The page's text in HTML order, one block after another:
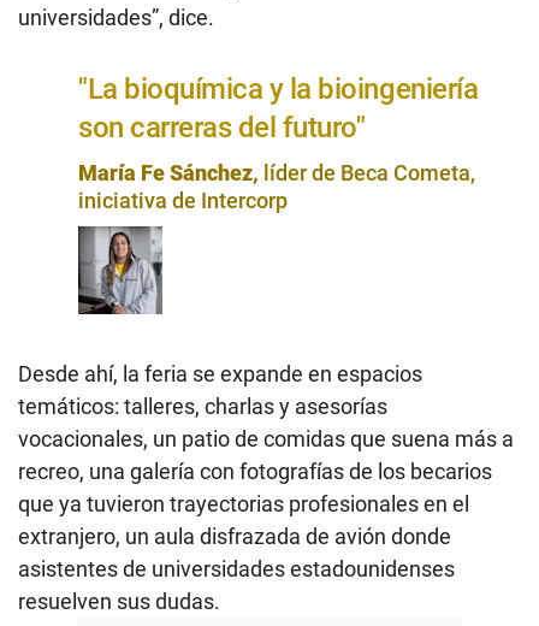
universidades”, dice.
"La bioquímica y la bioingeniería
son carreras del futuro"
María Fe Sánchez, líder de Beca Cometa,
iniciativa de Intercorp
Desde ahí, la feria se expande en espacios
temáticos: talleres, charlas y asesorías
vocacionales, un patio de comidas que suena más a
recreo, una galería con fotografías de los becarios
que ya tuvieron trayectorias profesionales en el
extranjero, un aula disfrazada de avión donde
asistentes de universidades estadounidenses
resuelven sus dudas.